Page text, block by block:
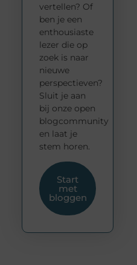
vertellen? Of
ben je een
enthousiaste
lezer die op
zoek is naar
nieuwe
perspectieven?
Sluit je aan
bij onze open
blogcommunity
en laat je
stem horen.
Start
met
bloggen